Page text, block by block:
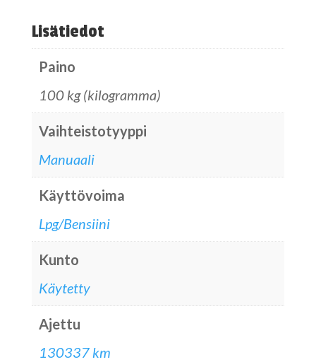
Lisätiedot
Paino
100 kg (kilogramma)
Vaihteistotyyppi
Manuaali
Käyttövoima
Lpg/Bensiini
Kunto
Käytetty
Ajettu
130337 km